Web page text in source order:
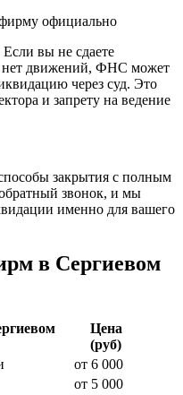
фирму официально
вы не сдаете
нет движений, ФНС может
через суд. Это
и запрету на ведение
закрытия с полным
звонок, и мы
именно для вашего
в Сергиевом
Цена
(руб)
от 6 000
от 5 000